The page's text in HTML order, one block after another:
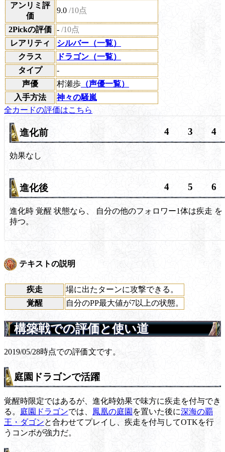
アンリミ評
価
9.0 /10点
2Pickの評価 - /10点
レアリティ
シルバー（一覧）
クラス
ドラゴン（一覧）
タイプ
-
声優
村瀬歩 （声優一覧）
入手方法
神々の騒嵐
全カードの評価はこちら
進化前 4 3 4
効果なし
進化後 4 5 6
進化時 覚醒 状態なら、 自分の他のフォロワー1体は疾走 を
持つ。
テキストの説明
疾走
場に出たターンに攻撃できる。
覚醒
自分のPP最大値が7以上の状態。
構築戦での評価と使い道
2019/05/28時点での評価文です。
庭園ドラゴンで活躍
覚醒時限定ではあるが、進化時効果で味方に疾走を付与でき
る。 庭園ドラゴンでは、 鳳凰の庭園 を置いた後に深海の覇
王・ダゴンと合わせてプレイし、疾走を付与してOTKを行
うコンボが強力だ。